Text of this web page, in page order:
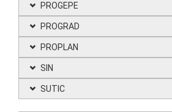
PROGEPE
PROGRAD
PROPLAN
SIN
SUTIC